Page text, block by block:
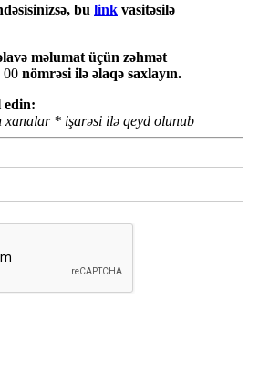
bu link vasitəsilə
məlumat üçün zəhmət
00 nömrəsi ilə əlaqə saxlayın.
edin:
xanalar * işarəsi ilə qeyd olunub